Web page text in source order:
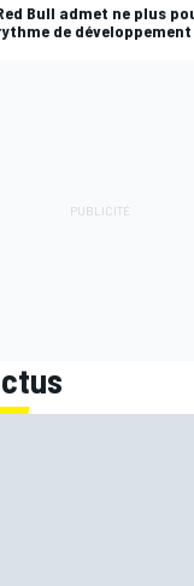
Bull admet ne plus
de développement